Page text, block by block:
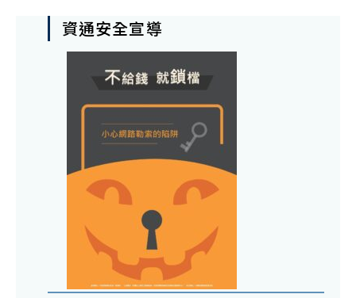
資通安全宣導